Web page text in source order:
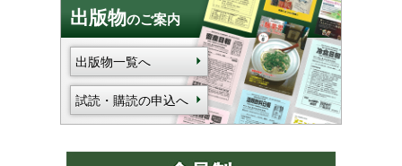
出版物のご案内
出版物一覧へ
試読・購読の申込へ